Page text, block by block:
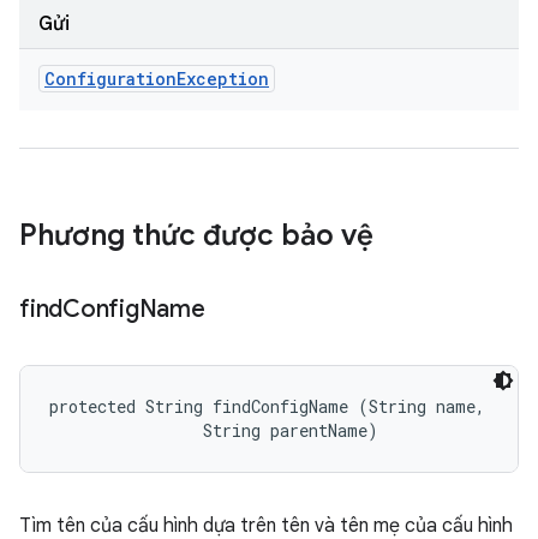
Gửi
ConfigurationException
Phương thức được bảo vệ
findConfigName
protected String findConfigName (String name,
                String parentName)
Tìm tên của cấu hình dựa trên tên và tên mẹ của cấu hình